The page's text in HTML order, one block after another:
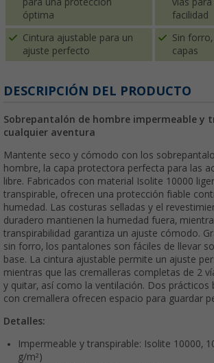
óptima
facilidad
Cintura ajustable para un
ajuste perfecto
Sin
capas
DESCRIPCIÓN DEL PRODUCTO
Sobrepantalón de hombre impermeable y
cualquier aventura
Mantente seco y cómodo con los
hombre, la capa protectora perfecta para las
libre. Fabricados con material Isolite 10000
transpirable, ofrecen una protección fiable
humedad. Las costuras selladas y el
duradero mantienen la humedad fuera,
transpirabilidad garantiza un ajuste cómodo.
sin forro, los pantalones son fáciles de llevar
base. La cintura ajustable permite un ajuste
mientras que las cremalleras completas de 2
y quitar, así como la ventilación. Dos prácticos
con cremallera ofrecen espacio para guardar
Detalles:
Impermeable y transpirable: Isolite 10000,
g/m²)